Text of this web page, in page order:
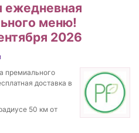
ежедневная
меню!
2026
премиального
доставка в
50 км от